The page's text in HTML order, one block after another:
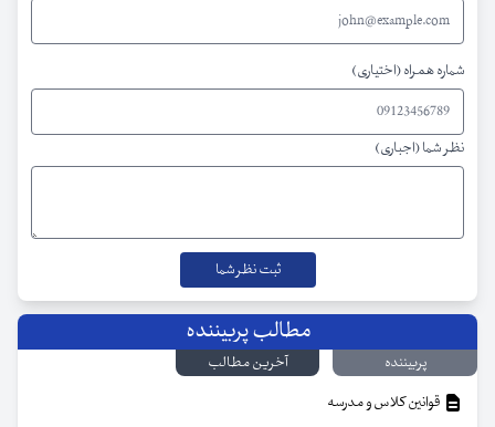
شماره همراه (اختیاری)
نظر شما (اجباری)
مطالب پربیننده
پربیننده
آخرین مطالب
قوانین کلاس و مدرسه